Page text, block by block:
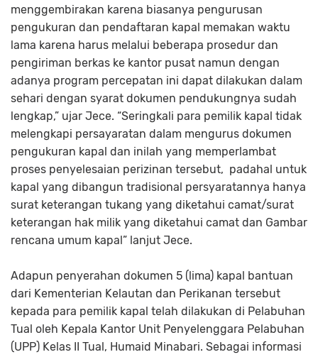
menggembirakan karena biasanya pengurusan
pengukuran dan pendaftaran kapal memakan waktu
lama karena harus melalui beberapa prosedur dan
pengiriman berkas ke kantor pusat namun dengan
adanya program percepatan ini dapat dilakukan dalam
sehari dengan syarat dokumen pendukungnya sudah
lengkap,” ujar Jece. “Seringkali para pemilik kapal tidak
melengkapi persayaratan dalam mengurus dokumen
pengukuran kapal dan inilah yang memperlambat
proses penyelesaian perizinan tersebut, padahal untuk
kapal yang dibangun tradisional persyaratannya hanya
surat keterangan tukang yang diketahui camat/surat
keterangan hak milik yang diketahui camat dan Gambar
rencana umum kapal” lanjut Jece.
Adapun penyerahan dokumen 5 (lima) kapal bantuan
dari Kementerian Kelautan dan Perikanan tersebut
kepada para pemilik kapal telah dilakukan di Pelabuhan
Tual oleh Kepala Kantor Unit Penyelenggara Pelabuhan
(UPP) Kelas II Tual, Humaid Minabari. Sebagai informasi